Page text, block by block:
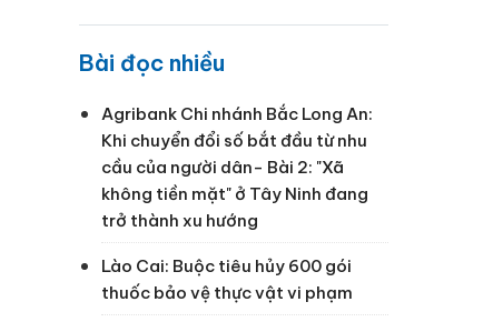
Bài đọc nhiều
Agribank Chi nhánh Bắc Long An:
Khi chuyển đổi số bắt đầu từ nhu
cầu của người dân- Bài 2: "Xã
không tiền mặt" ở Tây Ninh đang
trở thành xu hướng
Lào Cai: Buộc tiêu hủy 600 gói
thuốc bảo vệ thực vật vi phạm